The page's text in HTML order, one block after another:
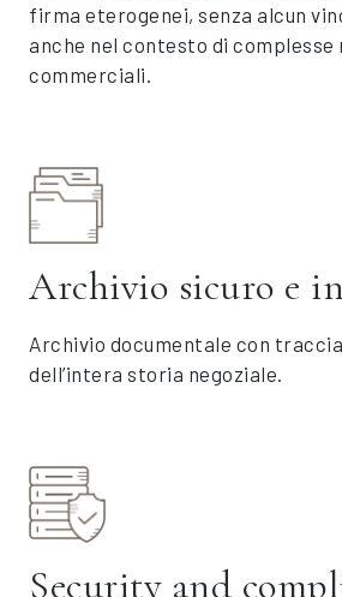
firma eterogenei, senza alcun
anche nel contesto di complesse
commerciali.
Archivio sicuro e
Archivio documentale con
dell’intera storia negoziale.
Security and